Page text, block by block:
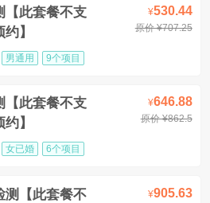
【此套餐不支
】
¥530.44
原价 ¥707.25
男通用 9个项目
【此套餐不支
】
¥646.88
原价 ¥862.5
女已婚 6个项目
测【此套餐不
¥905.63